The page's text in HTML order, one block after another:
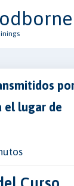
el lugar de
Curso